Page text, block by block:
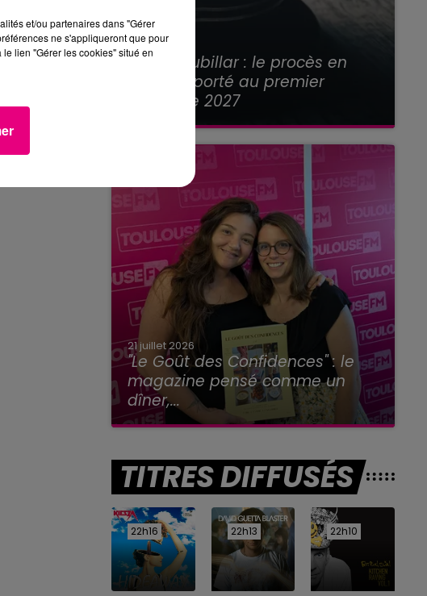
21 juillet 2026
Affaire Jubillar : le procès en
appel reporté au premier
semestre 2027
21 juillet 2026
"Le Goût des Confidences" : le
magazine pensé comme un
dîner,...
TITRES DIFFUSÉS
22h16
22h16 22h13
22h13 22h10
22h10
et/ou partenaires dans "Gérer
ne s'appliqueront que pour
lien "Gérer les cookies" situé en